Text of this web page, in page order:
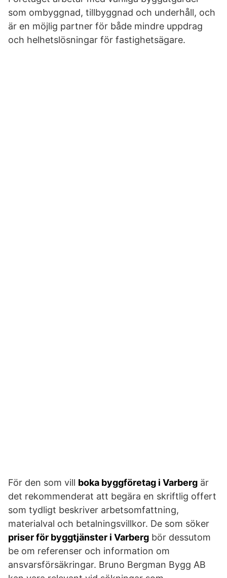
som ombyggnad, tillbyggnad och underhåll, och
är en möjlig partner för både mindre uppdrag
och helhetslösningar för fastighetsägare.
För den som vill boka byggföretag i Varberg är
det rekommenderat att begära en skriftlig offert
som tydligt beskriver arbetsomfattning,
materialval och betalningsvillkor. De som söker
priser för byggtjänster i Varberg bör dessutom
be om referenser och information om
ansvarsförsäkringar. Bruno Bergman Bygg AB